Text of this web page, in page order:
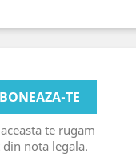
te rugam
nota legala.